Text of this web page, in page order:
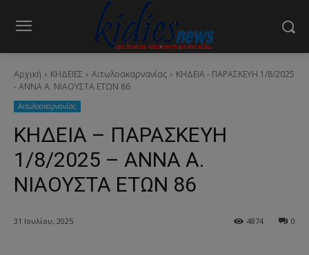
Αρχική ΚΗΔΕΙΕΣ Aιτωλοακαρνανίας
ΚΗΔΕΙΑ - ΠΑΡΑΣΚΕΥΗ 1/8/2025
- ΑΝΝΑ Α. ΝΙΑΟΥΣΤΑ ΕΤΩΝ 86
Aιτωλοακαρνανίας
ΚΗΔΕΙΑ – ΠΑΡΑΣΚΕΥΗ
1/8/2025 – ΑΝΝΑ Α.
ΝΙΑΟΥΣΤΑ ΕΤΩΝ 86
31 Ιουλίου, 2025 0
4874